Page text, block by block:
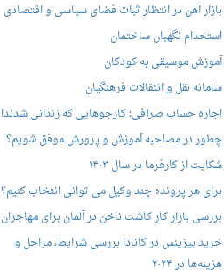
بازار آهن در انتظار ثبات فضای سیاسی و اقتصادی
استخدام نگهبان ساختمان
آموزش موسیقی به کودکان
سامانه نقل و انتقالات فرهنگیان
اجاره حساب صرافی؛ کارجوهایی که زندانی شدند!
چطور در مصاحبه‌ آموزش و پرورش موفق شویم؟
شکایت از کارفرما در سال ۱۴۰۳
برای هر پرونده چند وکیل می توانی انتخاب کنیم؟
بررسی بازار کار کاشت ناخن در آلمان برای مهاجران
خرید بیزینس در کانادا بررسی شرایط، مراحل و
هزینه‌ها در ۲۰۲۴